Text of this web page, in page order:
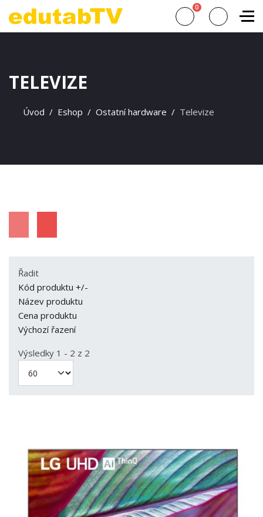
0
TELEVIZE
Úvod Eshop Ostatní hardware Televize
Řadit
Kód produktu +/-
Název produktu
Cena produktu
Výchozí řazení
Výsledky 1 - 2 z 2